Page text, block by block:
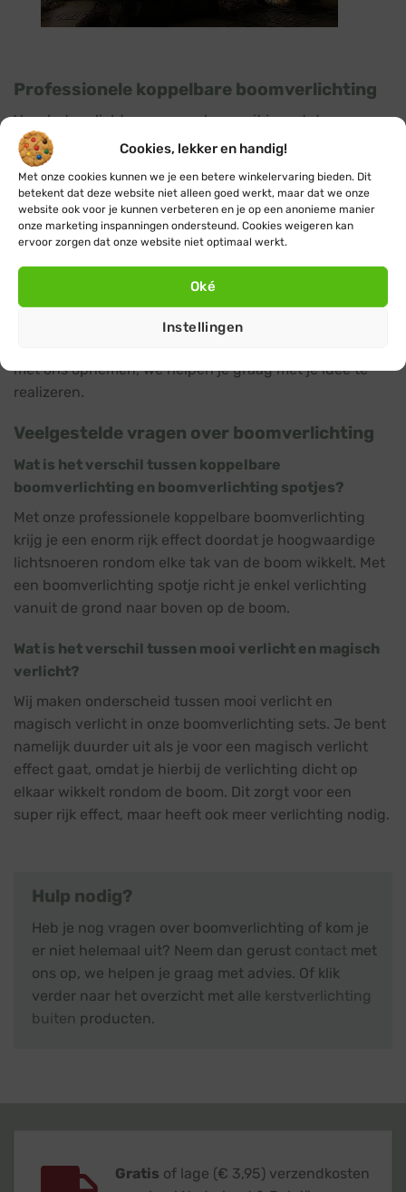
Cookies, lekker en handig!
Met onze cookies kunnen we je een betere winkelervaring bieden. Dit
betekent dat deze website niet alleen goed werkt, maar dat we onze
website ook voor je kunnen verbeteren en je op een anonieme manier
onze marketing inspanningen ondersteund. Cookies weigeren kan
ervoor zorgen dat onze website niet optimaal werkt.
Oké
Instellingen
Professionele koppelbare boomverlichting
Voor het verlichten van een boom zit je met de
professionele boomverlichting van Blynx goed. Met
deze handige boomverlichting sets kun je gemakkelijk
boomverlichting bestellen voor jouw boomlengte en
gewenste lichteffect. Koppelbare verlichting van Blynx
heeft een IP67-certificering, waardoor de verlichting
professionele rubbere kwaliteit met een koperen kern.
Je kunt gebruik maken van splitters en verlengsnoeren
voor extra vrijheid in je verlichting. Indien je vragen
met ons opnemen, we helpen je graag met je idee te
realizeren.
Veelgestelde vragen over boomverlichting
Wat is het verschil tussen koppelbare
boomverlichting en boomverlichting spotjes?
Met onze professionele koppelbare boomverlichting
krijg je een enorm rijk effect doordat je hoogwaardige
lichtsnoeren rondom elke tak van de boom wikkelt. Met
een boomverlichting spotje richt je enkel verlichting
vanuit de grond naar boven op de boom.
Wat is het verschil tussen mooi verlicht en magisch
verlicht?
Wij maken onderscheid tussen mooi verlicht en
magisch verlicht in onze boomverlichting sets. Je bent
namelijk duurder uit als je voor een magisch verlicht
effect gaat, omdat je hierbij de verlichting dicht op
elkaar wikkelt rondom de boom. Dit zorgt voor een
super rijk effect, maar heeft ook meer verlichting nodig.
Hulp nodig?
Heb je nog vragen over boomverlichting of kom je
er niet helemaal uit? Neem dan gerust contact met
ons op, we helpen je graag met advies. Of klik
verder naar het overzicht met alle kerstverlichting
buiten producten.
Gratis of lage (€ 3,95) verzendkosten